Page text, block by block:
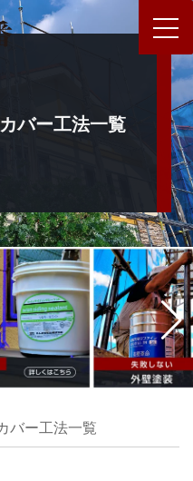
バー工法一覧
バー工法一覧